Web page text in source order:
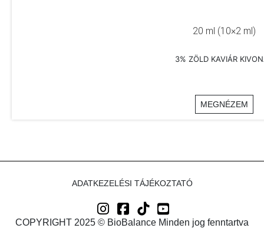
20 ml (10×2 ml)
3% ZÖLD KAVIÁR
MEGNÉZEM
ADATKEZELÉSI TÁJÉKOZTATÓ
COPYRIGHT 2025 © BioBalance Minden jog fenntartva